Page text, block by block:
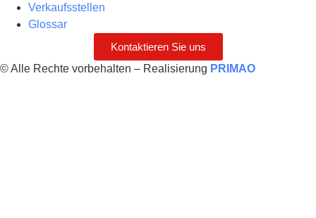
Verkaufsstellen
Glossar
Kontaktieren Sie uns
© Alle Rechte vorbehalten – Realisierung PRIMAO